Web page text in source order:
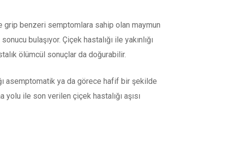
grip benzeri semptomlara sahip olan maymun
bulaşıyor. Çiçek hastalığı ile yakınlığı
ölümcül sonuçlar da doğurabilir.
asemptomatik ya da görece hafif bir şekilde
yolu ile son verilen çiçek hastalığı aşısı